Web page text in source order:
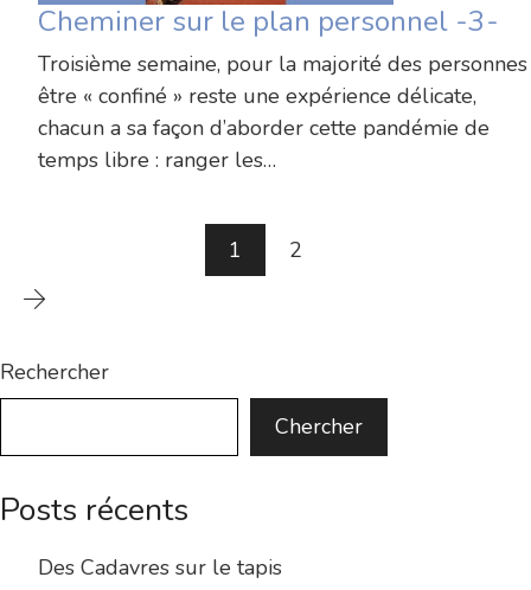
Cheminer sur le plan personnel -3-
Troisième semaine, pour la majorité des personnes
être « confiné » reste une expérience délicate,
chacun a sa façon d’aborder cette pandémie de
temps libre : ranger les…
1 2
Rechercher
Chercher
Posts récents
Des Cadavres sur le tapis